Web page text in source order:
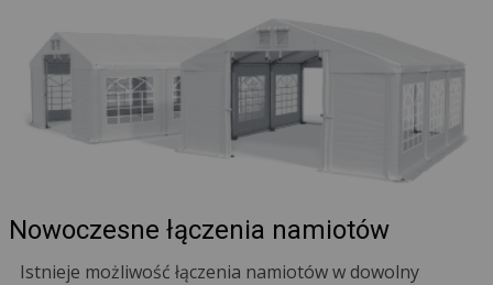
Nowoczesne łączenia namiotów
Istnieje możliwość łączenia namiotów w dowolny